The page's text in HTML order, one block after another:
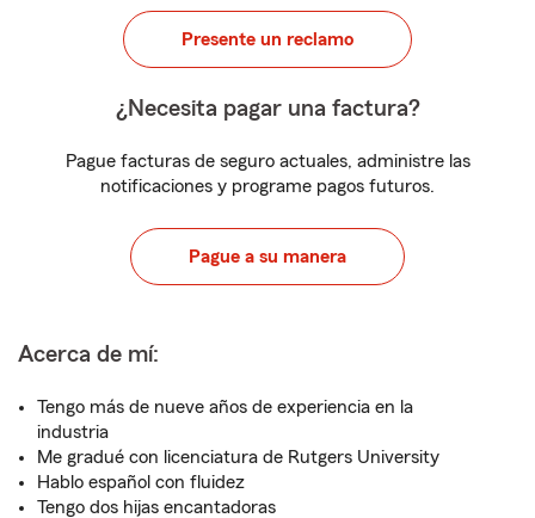
Presente un reclamo
¿Necesita pagar una factura?
Pague facturas de seguro actuales, administre las
notificaciones y programe pagos futuros.
Pague a su manera
Acerca de mí:
Tengo más de nueve años de experiencia en la
industria
Me gradué con licenciatura de Rutgers University
Hablo español con fluidez
Tengo dos hijas encantadoras